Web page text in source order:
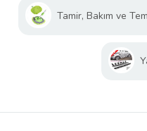
Tamir, Bakım ve